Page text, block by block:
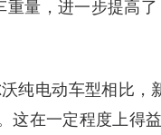
重量，进一步提高了
纯电动车型相比，
这在一定程度上得益